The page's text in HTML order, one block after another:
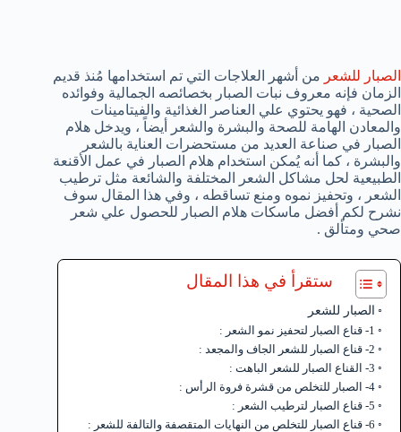
الصبار للشعر من أشهر العلاجات التي تم استخدامها مُنذ قديم
الزمان فإنه معروف نبات الصبار بخصائصه الجمالية وفوائده
الصحية ، فهو يحتوي علي العناصر الغذائية والفيتامينات
والمعادن الهامة للصحة والبشرة والشعر أيضاً ، ويدخل هلام
الصبار في صناعة العديد من مستحضرات العناية بالشعر
والبشرة ، كما أنه يُمكن استخدام هلام الصبار في عمل الأقنعة
الطبيعية لحل مشاكل الشعر المختلفة والشائعة مثل ترطيب
الشعر ، وتحفيز نموه ومنع تساقطه ، وفي هذا المقال سوف
نشرح لكم أفضل ماسكات هلام الصبار للحصول علي شعر
صحي ومتألق .
ستقرأ في هذا المقال
الصبار للشعر
1- قناع الصبار لتحفيز نمو الشعر :
2- قناع الصبار للشعر الجاف والمجعد :
3- القناع الصبار للشعر الباهت :
4- الصبار للتخلص من قشرة فروة الرأس :
5- قناع الصبار لترطيب الشعر :
6- قناع الصبار للتخلص من النهايات المتقصفة والتالفة للشعر :